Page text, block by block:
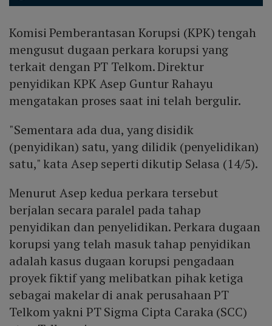
Komisi Pemberantasan Korupsi (KPK) tengah
mengusut dugaan perkara korupsi yang
terkait dengan PT Telkom. Direktur
penyidikan KPK Asep Guntur Rahayu
mengatakan proses saat ini telah bergulir.
"Sementara ada dua, yang disidik
(penyidikan) satu, yang dilidik (penyelidikan)
satu," kata Asep seperti dikutip Selasa (14/5).
Menurut Asep kedua perkara tersebut
berjalan secara paralel pada tahap
penyidikan dan penyelidikan. Perkara dugaan
korupsi yang telah masuk tahap penyidikan
adalah kasus dugaan korupsi pengadaan
proyek fiktif yang melibatkan pihak ketiga
sebagai makelar di anak perusahaan PT
Telkom yakni PT Sigma Cipta Caraka (SCC)